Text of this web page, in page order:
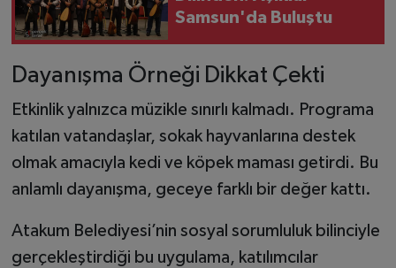
Samsun'da Buluştu
Dayanışma Örneği Dikkat Çekti
Etkinlik yalnızca müzikle sınırlı kalmadı. Programa
katılan vatandaşlar, sokak hayvanlarına destek
olmak amacıyla kedi ve köpek maması getirdi. Bu
anlamlı dayanışma, geceye farklı bir değer kattı.
Atakum Belediyesi’nin sosyal sorumluluk bilinciyle
gerçekleştirdiği bu uygulama, katılımcılar